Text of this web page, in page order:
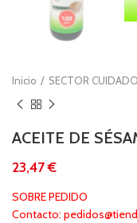
Inicio SECTOR
ACEITE DE
€
SOBRE PEDIDO
Contacto: